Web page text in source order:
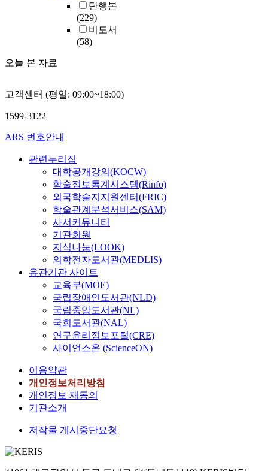
단행본
(229)
비도서
(58)
오늘 본 자료
고객센터 (평일: 09:00~18:00)
1599-3122
ARS 번호안내
관련누리집
대학공개강의(KOCW)
학술정보통계시스템(Rinfo)
외국학술지지원센터(FRIC)
학술관계분석서비스(SAM)
사서커뮤니티
기관회원
지식나눔(LOOK)
의학전자도서관(MEDLIS)
유관기관 사이트
교육부(MOE)
국립장애인도서관(NLD)
국립중앙도서관(NL)
국회도서관(NAL)
연구윤리정보포털(CRE)
사이언스온 (ScienceON)
이용약관
개인정보처리방침
개인정보 재동의
기관소개
저작물 게시중단요청